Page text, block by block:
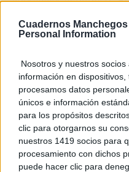
Cuadernos Manchegos
Personal Information
Nosotros y nuestros
información en
procesamos datos
únicos e información
para los propósitos
clic para otorgarnos su
nuestros 1419 socios para
procesamiento con dichos
puede hacer clic para
del taller de bolillos,
décadas recuperando
populares de la
locales más
se conoce en
trabaja el encaje de
‘Manolo’”, explicó,
singularidad popular